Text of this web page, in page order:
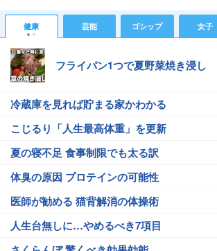
健康 芸能 ゴシップ 女子
フライパン1つで夏野菜焼き浸し
冷蔵庫を見れば貯まる家かわかる
こじるり「人生最高体重」を更新
夏の寝不足 食事制限でも太る訳
体臭の原因 プロテインの可能性
医師が勧める 猫背解消の体操術
人生台無しに…やめるべき7項目